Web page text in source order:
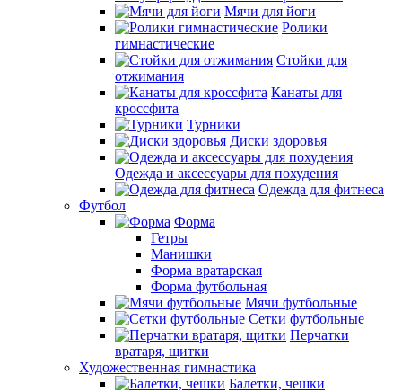
Мячи для йоги
Ролики
гимнастические
Стойки для
отжимания
Канаты для
кроссфита
Турники
Диски здоровья
Одежда и аксессуары для похудения
Одежда для фитнеса
Футбол
Форма
Гетры
Манишки
Форма вратарская
Форма футбольная
Мячи футбольные
Сетки футбольные
Перчатки
вратаря, щитки
Художественная гимнастика
Балетки, чешки